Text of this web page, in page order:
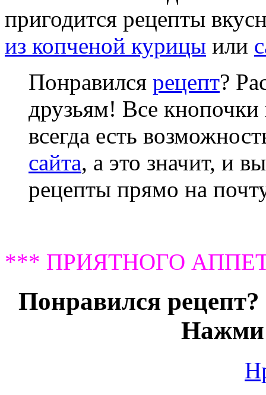
пригодится рецепты
из копченой курицы или
Понравился рецепт?
друзьям! Все кнопочки
всегда есть
сайта, а это значит, и
рецепты прямо на
*** ПРИЯТНОГО
Понравился
Нажми